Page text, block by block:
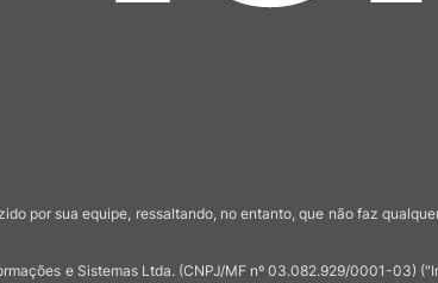
por sua equipe, ressaltando, no entanto, que não faz
e Sistemas Ltda. (CNPJ/MF nº 03.082.929/0001-03)